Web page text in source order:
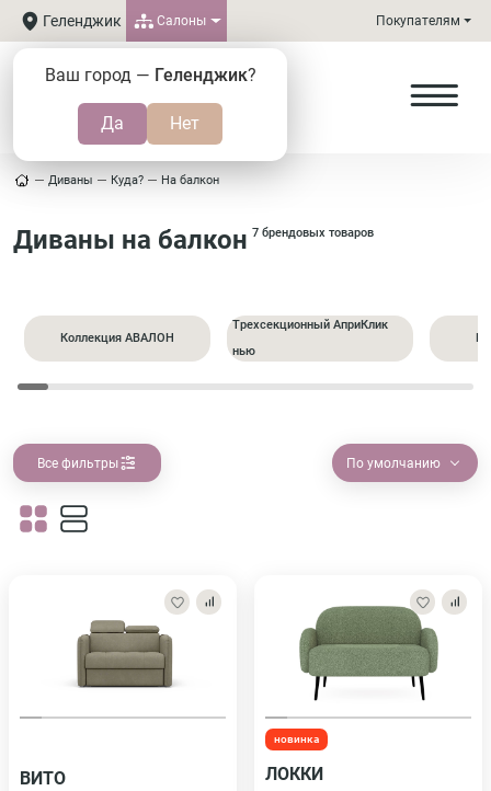
Геленджик
Ваш город — Геленджик?
Салоны Покупателям
Диваны Куда? На балкон
Диваны на балкон 7 брендовых товаров
Коллекция АВАЛОН
Трехсекционный АприКлик
нью
Все фильтры По умолчанию
ВИТО
новинка
ЛОККИ